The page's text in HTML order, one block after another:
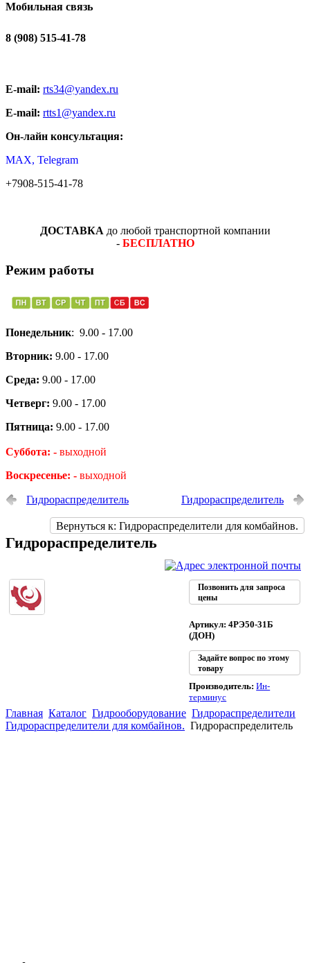
Мобильная связь
8 (908) 515-41-78
E-mail: rts34@yandex.ru
E-mail: rtts1@yandex.ru
Он-лайн консультация:
MAX, Telegram
+7908-515-41-78
ДОСТАВКА до любой транспортной компании
- БЕСПЛАТНО
Режим работы
Понедельник: 9.00 - 17.00
Вторник: 9.00 - 17.00
Среда: 9.00 - 17.00
Четверг: 9.00 - 17.00
Пятница: 9.00 - 17.00
Суббота: - выходной
Воскресенье: - выходной
Гидрораспределитель Гидрораспределитель
Вернуться к: Гидрораспределители для комбайнов.
Гидрораспределитель
Позвонить для запроса
цены
Артикул: 4РЭ50-31Б
(ДОН)
Задайте вопрос по этому
товару
Производитель:Ин-
терминус
Главная Каталог Гидрооборудование Гидрораспределители
Гидрораспределители для комбайнов. Гидрораспределитель